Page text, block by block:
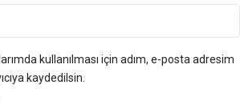
kullanılması için adım, e-posta adresim
kaydedilsin.